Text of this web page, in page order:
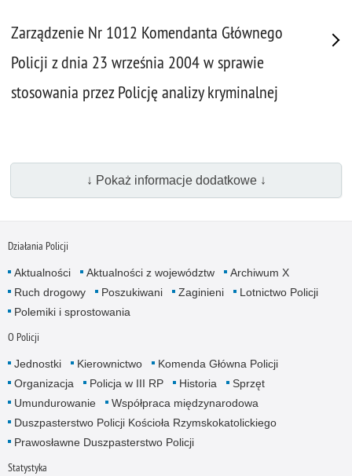
Zarządzenie Nr 1012 Komendanta Głównego
Policji z dnia 23 września 2004 w sprawie
stosowania przez Policję analizy kryminalnej
↓ Pokaż informacje dodatkowe ↓
Działania Policji
Aktualności Aktualności z województw
Archiwum X
Ruch drogowy
Poszukiwani Zaginieni
Lotnictwo Policji
Polemiki i sprostowania
O Policji
Jednostki Kierownictwo
Komenda Główna Policji
Organizacja
Policja w III RP Historia
Sprzęt
Umundurowanie
Współpraca międzynarodowa
Duszpasterstwo Policji Kościoła Rzymskokatolickiego
Prawosławne Duszpasterstwo Policji
Statystyka